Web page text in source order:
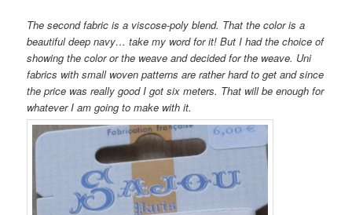
The second fabric is a viscose-poly blend. That the color is a
beautiful deep navy… take my word for it! But I had the choice of
showing the color or the weave and decided for the weave. Uni
fabrics with small woven patterns are rather hard to get and since
the price was really good I got six meters. That will be enough for
whatever I am going to make with it.